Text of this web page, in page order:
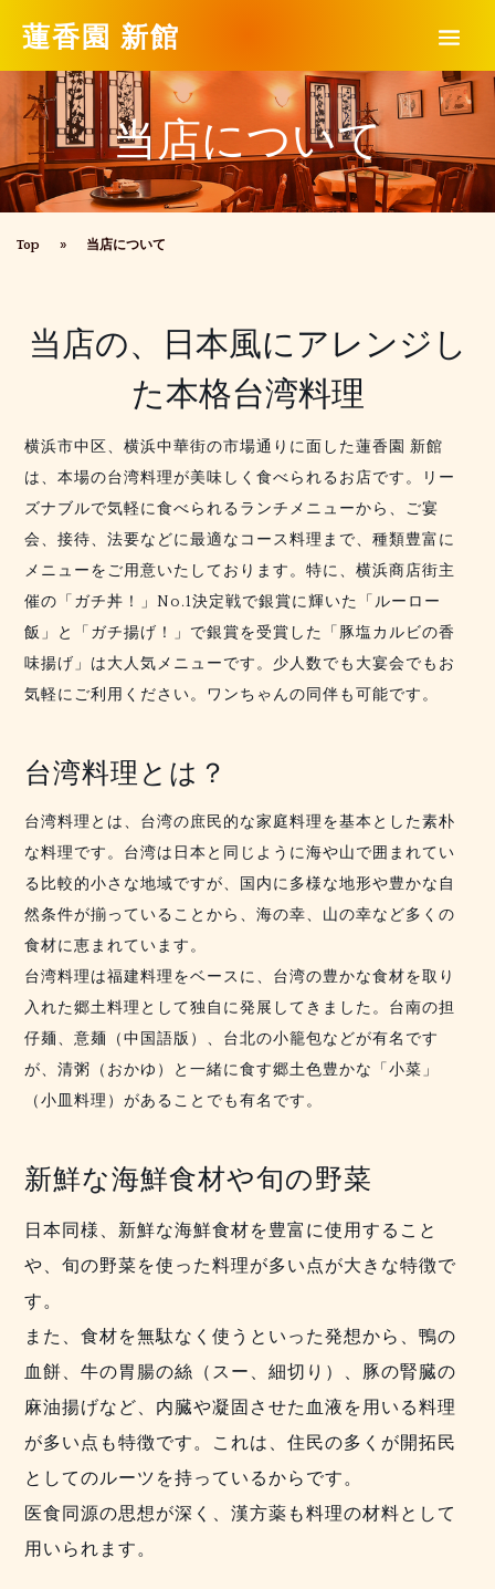
蓮香園 新館
当店について
Top » 当店について
当店の、日本風にアレンジし
た本格台湾料理
横浜市中区、横浜中華街の市場通りに面した蓮香園 新館
は、本場の台湾料理が美味しく食べられるお店です。リー
ズナブルで気軽に食べられるランチメニューから、ご宴
会、接待、法要などに最適なコース料理まで、種類豊富に
メニューをご用意いたしております。特に、横浜商店街主
催の 「ガチ丼！」No.1決定戦で銀賞に輝いた「ルーロー
飯」と
「ガチ揚げ！」で銀賞を受賞した「豚塩カルビの香
味揚げ」は大人気メニューです。少人数でも大宴会でもお
気軽にご利用ください。ワンちゃんの同伴も可能です。
台湾料理とは？
台湾料理とは、台湾の庶民的な家庭料理を基本とした素朴
な料理です。台湾は日本と同じように海や山で囲まれてい
る比較的小さな地域ですが、国内に多様な地形や豊かな自
然条件が揃っていることから、海の幸、山の幸など多くの
食材に恵まれています。
台湾料理は福建料理をベースに、台湾の豊かな食材を取り
入れた郷土料理として独自に発展してきました。 台南の担
仔麺、意麺（中国語版）、台北の小籠包などが有名です
が、清粥（おかゆ）と一緒に食す郷土色豊かな「小菜」
（小皿料理）があることでも有名です。
新鮮な海鮮食材や旬の野菜
日本同様、新鮮な海鮮食材を豊富に使用すること
や、旬の野菜を使った料理が多い点が大きな特徴で
す。
また、食材を無駄なく使うといった発想から、鴨の
血餅、牛の胃腸の絲（スー、細切り）、豚の腎臓の
麻油揚げなど、内臓や凝固させた血液を用いる料理
が多い点も特徴です。これは、住民の多くが開拓民
としてのルーツを持っているからです。
医食同源の思想が深く、漢方薬も料理の材料として
用いられます。